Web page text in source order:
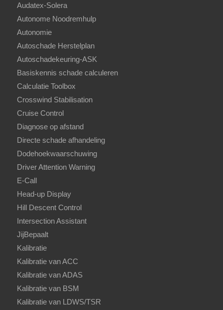
Audatex-Solera
Autonome Noodremhulp
Autonomie
Autoschade Herstelplan
Autoschadekeuring-ASK
Basiskennis schade calculeren
Calculatie Toolbox
Crosswind Stabilisation
Cruise Control
Diagnose op afstand
Directe schade afhandeling
Dodehoekwaarschuwing
Driver Attention Warning
E-Call
Head-up Display
Hill Descent Control
Intersection Assistant
JijBepaalt
Kalibratie
Kalibratie van ACC
Kalibratie van ADAS
Kalibratie van BSM
Kalibratie van LDWS/TSR